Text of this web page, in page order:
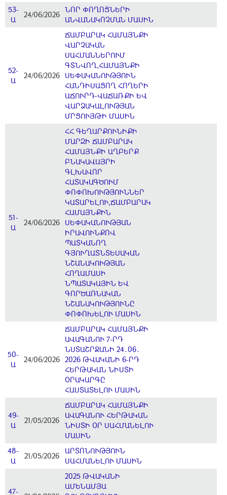
53-
Ա
24/06/2026
ՆՈՐ ՓՈՂՈՑՆԵՐԻ
ԱՆՎԱՆԱԿՈՉՄԱՆ ՄԱՍԻՆ
52-
Ա
24/06/2026
ՃԱՄԲԱՐԱԿ ՀԱՄԱՅՆՔԻ
ՎԱՐՉԱԿԱՆ
ՍԱՀՄԱՆՆԵՐՈՒՄ
ԳՏՆՎՈՂ,ՀԱՄԱՅՆՔԻ
ՍԵՓԱԿԱՆՈՒԹՅՈՒՆ
ՀԱՆԴԻՍԱՑՈՂ ՀՈՂԵՐԻ
ԱՃՈՒՐԴ-ՎԱՃԱՌՔԻ ԵՎ
ՎԱՐՁԱԿԱԼՈՒԹՅԱՆ
ՄՐՑՈՒՅԹԻ ՄԱՍԻՆ
51-
Ա
24/06/2026
ՀՀ ԳԵՂԱՐՔՈՒՆԻՔԻ
ՄԱՐԶԻ ՃԱՄԲԱՐԱԿ
ՀԱՄԱՅՆՔԻ ԱՂԲԵՐՔ
ԲՆԱԿԱՎԱՅՐԻ
ԳԼԽԱՎՈՐ
ՀԱՏԱԿԱԳԾՈՒՄ
ՓՈՓՈԽՈՒԹՅՈՒՆՆԵՐ
ԿԱՏԱՐԵԼՈՒ,ՃԱՄԲԱՐԱԿ
ՀԱՄԱՅՆՔԻՆ
ՍԵՓԱԿԱՆՈՒԹՅԱՆ
ԻՐԱՎՈՒՆՔՈՎ
ՊԱՏԿԱՆՈՂ
ԳՅՈՒՂԱՏՆՏԵՍԱԿԱՆ
ՆՇԱՆԱԿՈՒԹՅԱՆ
ՀՈՂԱՄԱՍԻ
ՆՊԱՏԱԿԱՅԻՆ ԵՎ
ԳՈՐԾԱՌՆԱԿԱՆ
ՆՇԱՆԱԿՈՒԹՅՈՒՆԸ
ՓՈՓՈԽԵԼՈՒ ՄԱՍԻՆ
50-
Ա
24/06/2026
ՃԱՄԲԱՐԱԿ ՀԱՄԱՅՆՔԻ
ԱՎԱԳԱՆՈՒ 7-ՐԴ
ՆՍՏԱՇՐՋԱՆԻ 24․06․
2026 ԹՎԱԿԱՆԻ 6-ՐԴ
ՀԵՐԹԱԿԱՆ ՆԻՍՏԻ
ՕՐԱԿԱՐԳԸ
ՀԱՍՏԱՏԵԼՈՒ ՄԱՍԻՆ
49-
Ա
21/05/2026
ՃԱՄԲԱՐԱԿ ՀԱՄԱՅՆՔԻ
ԱՎԱԳԱՆՈՒ ՀԵՐԹԱԿԱՆ
ՆԻՍՏԻ ՕՐ ՍԱՀՄԱՆԵԼՈՒ
ՄԱՍԻՆ
48-
Ա
21/05/2026
ԱՐՏՈՆՈՒԹՅՈՒՆ
ՍԱՀՄԱՆԵԼՈՒ ՄԱՍԻՆ
47-
2025 ԹՎԱԿԱՆԻ
ԱՄԵՆԱՄՅԱ